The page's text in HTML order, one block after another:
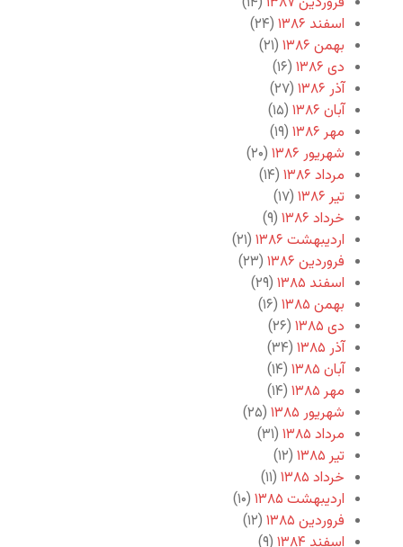
اسفند ۱۳۸۶
(۲۴)
بهمن ۱۳۸۶
(۲۱)
دی ۱۳۸۶
(۱۶)
آذر ۱۳۸۶
(۲۷)
آبان ۱۳۸۶
(۱۵)
مهر ۱۳۸۶
(۱۹)
شهریور ۱۳۸۶
(۲۰)
مرداد ۱۳۸۶
(۱۴)
تیر ۱۳۸۶
(۱۷)
خرداد ۱۳۸۶
(۹)
اردیبهشت ۱۳۸۶
(۲۱)
فروردین ۱۳۸۶
(۲۳)
اسفند ۱۳۸۵
(۲۹)
بهمن ۱۳۸۵
(۱۶)
دی ۱۳۸۵
(۲۶)
آذر ۱۳۸۵
(۳۴)
آبان ۱۳۸۵
(۱۴)
مهر ۱۳۸۵
(۱۴)
شهریور ۱۳۸۵
(۲۵)
مرداد ۱۳۸۵
(۳۱)
تیر ۱۳۸۵
(۱۲)
خرداد ۱۳۸۵
(۱۱)
اردیبهشت ۱۳۸۵
(۱۰)
فروردین ۱۳۸۵
(۱۲)